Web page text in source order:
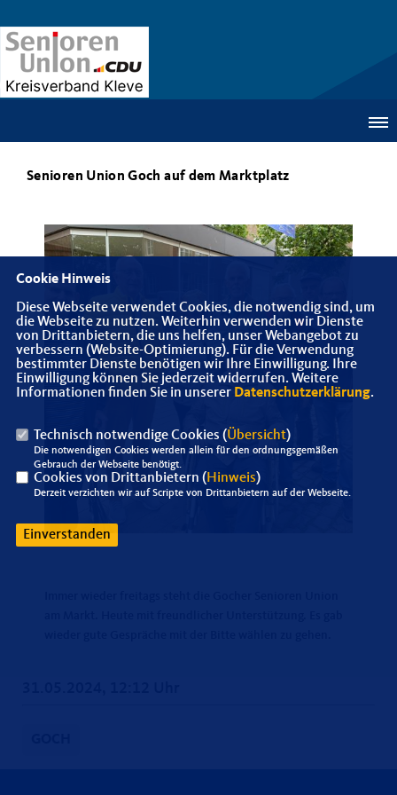
Senioren Union Goch auf dem Marktplatz
Cookie Hinweis
Diese Webseite verwendet Cookies, die notwendig sind, um
die Webseite zu nutzen. Weiterhin verwenden wir Dienste
von Drittanbietern, die uns helfen, unser Webangebot zu
verbessern (Website-Optimierung). Für die Verwendung
bestimmter Dienste benötigen wir Ihre Einwilligung. Ihre
Einwilligung können Sie jederzeit widerrufen. Weitere
Informationen finden Sie in unserer Datenschutzerklärung.
Technisch notwendige Cookies (Übersicht)
Die notwendigen Cookies werden allein für den ordnungsgemäßen
Gebrauch der Webseite benötigt.
Cookies von Drittanbietern (Hinweis)
Derzeit verzichten wir auf Scripte von Drittanbietern auf der Webseite.
Einverstanden